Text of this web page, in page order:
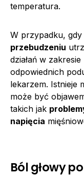
temperatura.
W przypadku, gdy
przebudzeniu
działań w
odpowiednich
lekarzem. Istnieje
może być
takich jak
napięcia
Ból głowy